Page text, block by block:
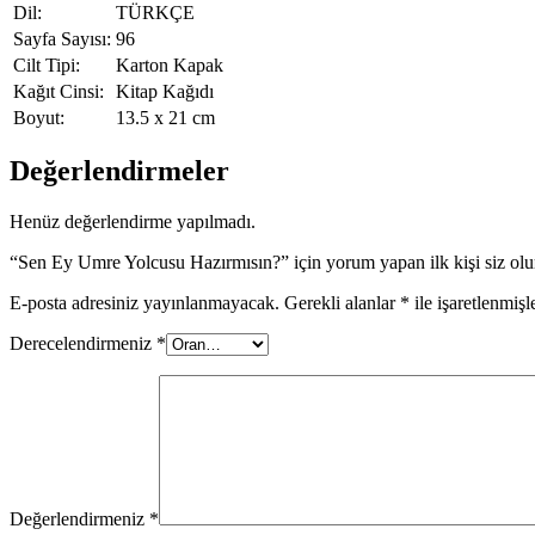
Dil:
TÜRKÇE
Sayfa Sayısı: 96
Cilt Tipi:
Karton Kapak
Kağıt Cinsi:
Kitap Kağıdı
Boyut:
13.5 x 21 cm
Değerlendirmeler
Henüz değerlendirme yapılmadı.
“Sen Ey Umre Yolcusu Hazırmısın?” için yorum yapan ilk kişi siz
E-posta adresiniz yayınlanmayacak. Gerekli alanlar * ile
Derecelendirmeniz *
Değerlendirmeniz *